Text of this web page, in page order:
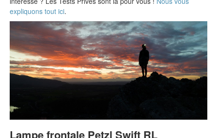
expliquons tout ici.
Lampe frontale Petzl Swift RL